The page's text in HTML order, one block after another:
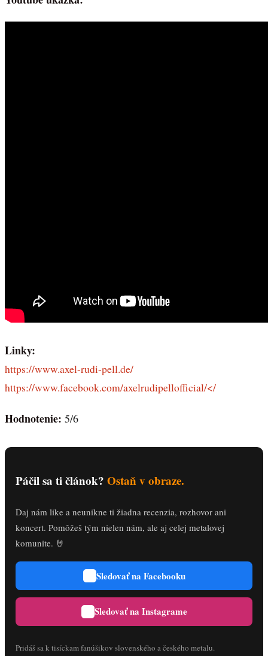
Linky:
https://www.axel-rudi-pell.de/
https://www.facebook.com/axelrudipellofficial/</
Hodnotenie: 5/6
Páčil sa ti článok? Ostaň v obraze.
Daj nám like a neunikne ti žiadna recenzia, rozhovor ani
koncert. Pomôžeš tým nielen nám, ale aj celej metalovej
komunite. 🤘
Sledovať na Facebooku
Sledovať na Instagrame
Pridáš sa k tisíckam fanúšikov slovenského a českého metalu.